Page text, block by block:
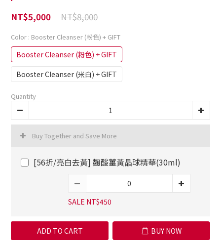
NT$8,000
NT$5,000
Color : Booster Cleanser (粉色) + GIFT
Booster Cleanser (粉色) + GIFT
Booster Cleanser (米白) + GIFT
Quantity
Buy Together and Save More
[56折/亮白去黃] 麴酸薑黃晶球精華(30ml)
SALE NT$450
ADD TO CART BUY NOW